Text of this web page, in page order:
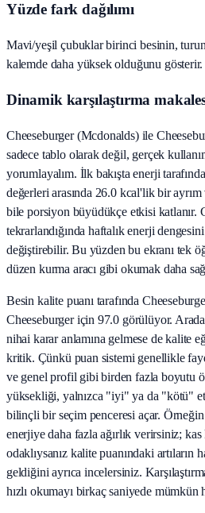
Yüzde fark dağılımı
Mavi/yeşil çubuklar birinci besinin,
kalemde daha yüksek olduğunu gösterir.
Dinamik karşılaştırma
Cheeseburger (Mcdonalds) ile
sadece tablo olarak değil, gerçek
yorumlayalım. İlk bakışta enerji
değerleri arasında 26.0 kcal'lik bir
bile porsiyon büyüdükçe etkisi katlanır.
tekrarlandığında haftalık enerji
değiştirebilir. Bu yüzden bu ekranı tek
düzen kurma aracı gibi okumak daha
Besin kalite puanı tarafında
Cheeseburger için 97.0 görülüyor.
nihai karar anlamına gelmese de kalite
kritik. Çünkü puan sistemi genellikle
ve genel profil gibi birden fazla boyutu
yüksekliği, yalnızca "iyi" ya da "kötü"
bilinçli bir seçim penceresi açar.
enerjiye daha fazla ağırlık verirsiniz;
odaklıysanız kalite puanındaki artıların
geldiğini ayrıca incelersiniz.
hızlı okumayı birkaç saniyede mümkün